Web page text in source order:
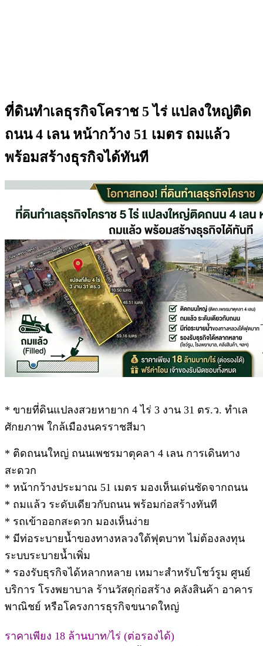
ที่ดินทำเลธุรกิจโคราช 5 ไร่ แปลงใหญ่ติด
ถนน 4 เลน หน้ากว้าง 51 เมตร ถมแล้ว
พร้อมสร้างธุรกิจได้ทันที
* ขายที่ดินแปลงสวยหายาก 4 ไร่ 3 งาน 31 ตร.ว. ทำเล
ศักยภาพ ใกล้เมืองนครราชสีมา
* ติดถนนใหญ่ ถนนเพชรมาตุคลา 4 เลน การเดินทาง
สะดวก
* หน้ากว้างประมาณ 51 เมตร มองเห็นเด่นชัดจากถนน
* ถมแล้ว ระดับเดียวกับถนน พร้อมก่อสร้างทันที
* รถเข้าออกสะดวก มองเห็นง่าย
* มีท่อระบายน้ำของทางหลวงใต้ฟุตบาท ไม่ต้องลงทุน
ระบบระบายน้ำเพิ่ม
* รองรับธุรกิจได้หลากหลาย เหมาะสำหรับโชว์รูม ศูนย์
บริการ โรงพยาบาล ร้านวัสดุก่อสร้าง คลังสินค้า อาคาร
พาณิชย์ หรือโครงการธุรกิจขนาดใหญ่
ราคาเพียง 18 ล้านบาท/ไร่ (ต่อรองได้)